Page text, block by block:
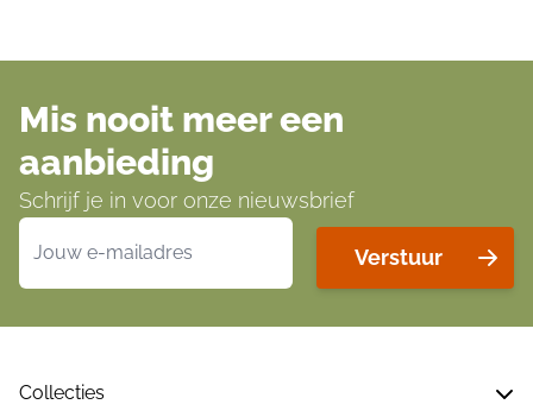
Mis nooit meer een
aanbieding
Schrijf je in voor onze nieuwsbrief
E-mailadres
Verstuur
Collecties